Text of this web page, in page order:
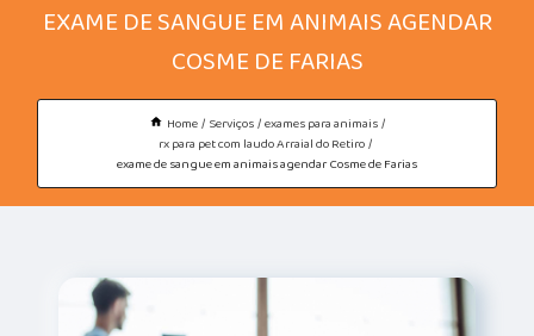
EXAME DE SANGUE EM ANIMAIS AGENDAR
COSME DE FARIAS
Home Serviços exames para animais
rx para pet com laudo Arraial do Retiro
exame de sangue em animais agendar Cosme de Farias